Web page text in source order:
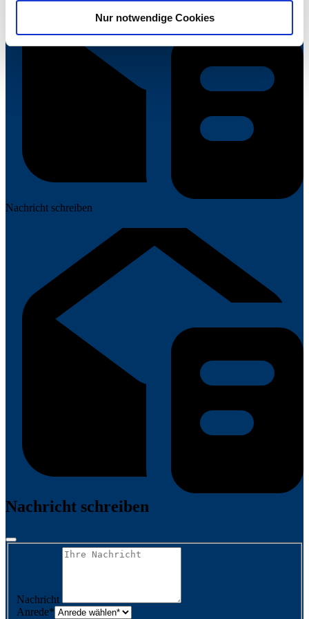
Datenschutzerklärung für diese Website.
Nur notwendige Cookies
Nachricht schreiben
Nachricht schreiben
Nachricht
Anrede*